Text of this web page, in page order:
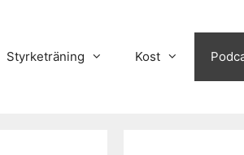
Styrketräning Kost